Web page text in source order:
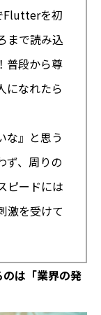
Flutterを初
まで読み込
普段から尊
になれたら
な』と思う
ず、周りの
ピードには
激を受けて
は「業界の発